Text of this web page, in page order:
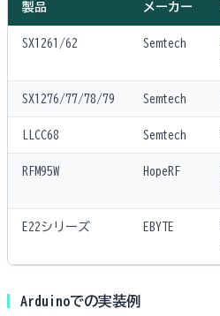
製品 メーカー
SX1261/62 Semtech
SX1276/77/78/79 Semtech
LLCC68 Semtech
RFM95W HopeRF
E22シリーズ EBYTE
Arduinoでの実装例